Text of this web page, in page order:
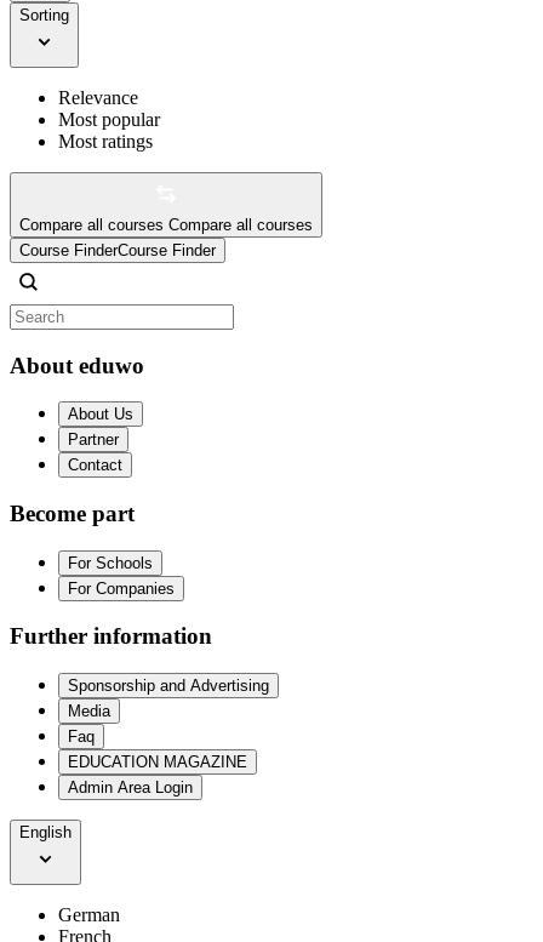
Sorting
Relevance
Most popular
Most ratings
Compare all courses Compare all courses
Course FinderCourse Finder
About eduwo
About Us
Partner
Contact
Become part
For Schools
For Companies
Further information
Sponsorship and Advertising
Media
Faq
EDUCATION MAGAZINE
Admin Area Login
English
German
French